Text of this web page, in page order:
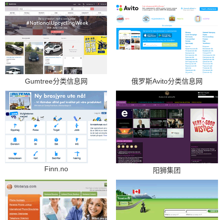
Gumtree分类信息网 俄罗斯Avito分类信息网
Finn.no 阳狮集团